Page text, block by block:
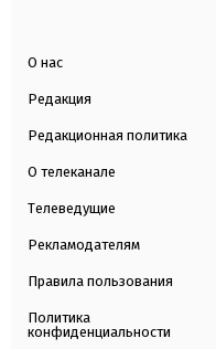
О нас
Редакция
Редакционная политика
О телеканале
Телеведущие
Рекламодателям
Правила пользования
Политика
конфиденциальности